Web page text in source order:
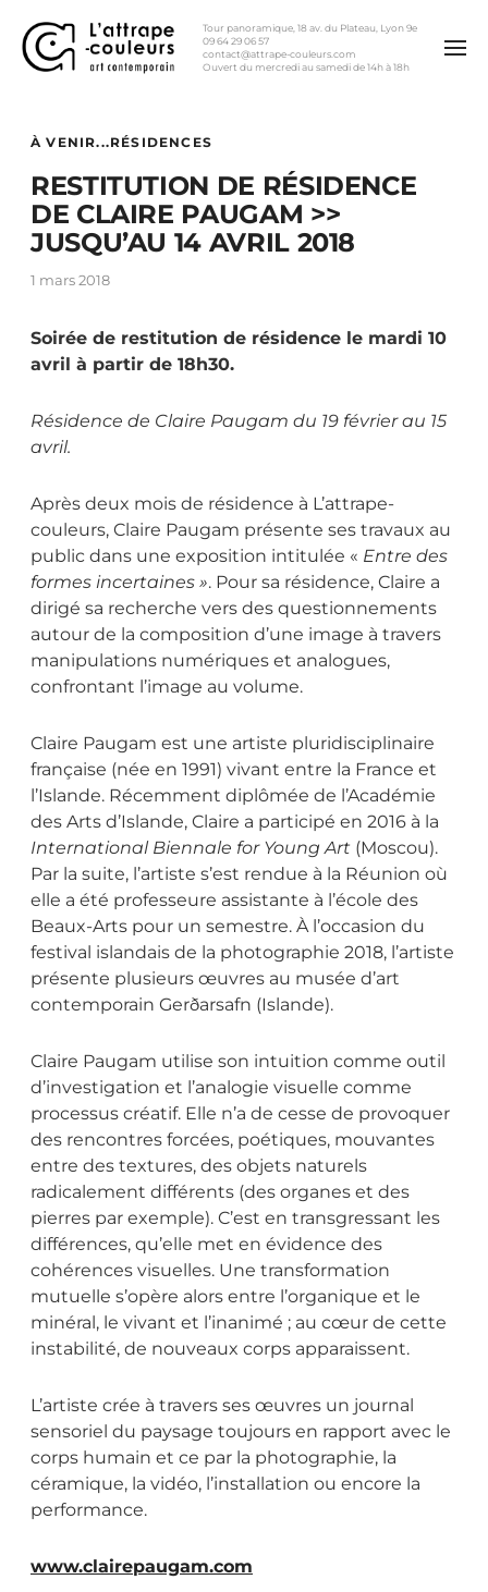
Tour panoramique, 18 av. du Plateau, Lyon 9e
09 64 29 06 57
contact@attrape-couleurs.com
Ouvert du mercredi au samedi de 14h à 18h
À VENIR...RÉSIDENCES
RESTITUTION DE RÉSIDENCE
DE CLAIRE PAUGAM >>
JUSQU’AU 14 AVRIL 2018
1 mars 2018
Soirée de restitution de résidence le mardi 10
avril à partir de 18h30.
Résidence de Claire Paugam du 19 février au 15
avril.
Après deux mois de résidence à L’attrape-
couleurs, Claire Paugam présente ses travaux au
public dans une exposition intitulée « Entre des
formes incertaines ». Pour sa résidence, Claire a
dirigé sa recherche vers des questionnements
autour de la composition d’une image à travers
manipulations numériques et analogues,
confrontant l’image au volume.
Claire Paugam est une artiste pluridisciplinaire
française (née en 1991) vivant entre la France et
l’Islande. Récemment diplômée de l’Académie
des Arts d’Islande, Claire a participé en 2016 à la
International Biennale for Young Art (Moscou).
Par la suite, l’artiste s’est rendue à la Réunion où
elle a été professeure assistante à l’école des
Beaux-Arts pour un semestre. À l’occasion du
festival islandais de la photographie 2018, l’artiste
présente plusieurs œuvres au musée d’art
contemporain Gerðarsafn (Islande).
Claire Paugam utilise son intuition comme outil
d’investigation et l’analogie visuelle comme
processus créatif. Elle n’a de cesse de provoquer
des rencontres forcées, poétiques, mouvantes
entre des textures, des objets naturels
radicalement différents (des organes et des
pierres par exemple). C’est en transgressant les
différences, qu’elle met en évidence des
cohérences visuelles. Une transformation
mutuelle s’opère alors entre l’organique et le
minéral, le vivant et l’inanimé ; au cœur de cette
instabilité, de nouveaux corps apparaissent.
L’artiste crée à travers ses œuvres un journal
sensoriel du paysage toujours en rapport avec le
corps humain et ce par la photographie, la
céramique, la vidéo, l’installation ou encore la
performance.
www.clairepaugam.com